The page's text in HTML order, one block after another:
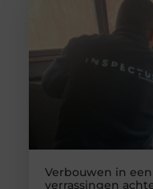
Verbouwen in
verrassingen